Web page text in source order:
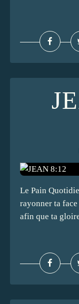
Le Pain
rayonner ta
afin que ta